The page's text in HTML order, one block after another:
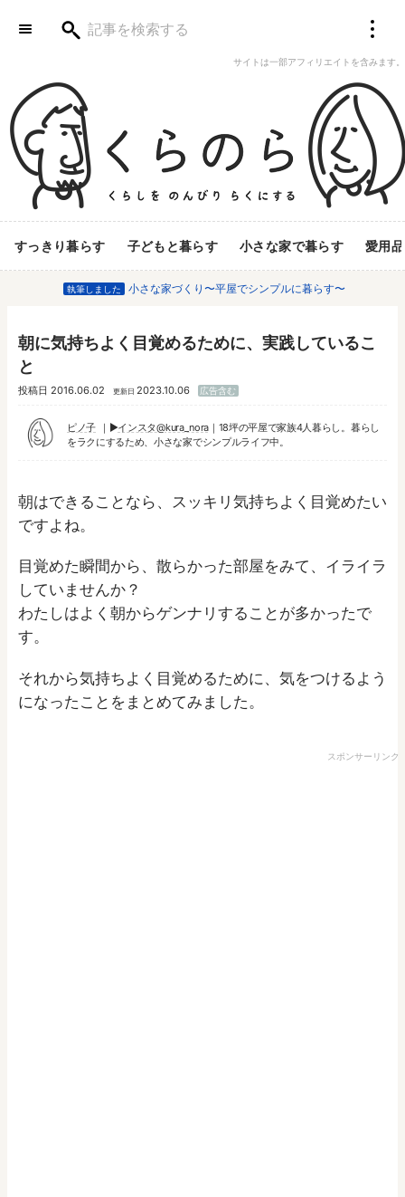
サイトは一部アフィリエイトを含みます。
すっきり暮らす 子どもと暮らす 小さな家で暮らす 愛用品
執筆しました 小さな家づくり〜平屋でシンプルに暮らす〜
朝に気持ちよく目覚めるために、実践しているこ
と
投稿日 2016.06.02 更新日 2023.10.06 広告含む
ピノ子 ▶︎インスタ@kura_nora｜18坪の平屋で家族4人暮らし。暮らし
をラクにするため、小さな家でシンプルライフ中。
朝はできることなら、スッキリ気持ちよく目覚めたい
ですよね。
目覚めた瞬間から、散らかった部屋をみて、イライラ
していませんか？
わたしはよく朝からゲンナリすることが多かったで
す。
それから気持ちよく目覚めるために、気をつけるよう
になったことをまとめてみました。
スポンサーリンク